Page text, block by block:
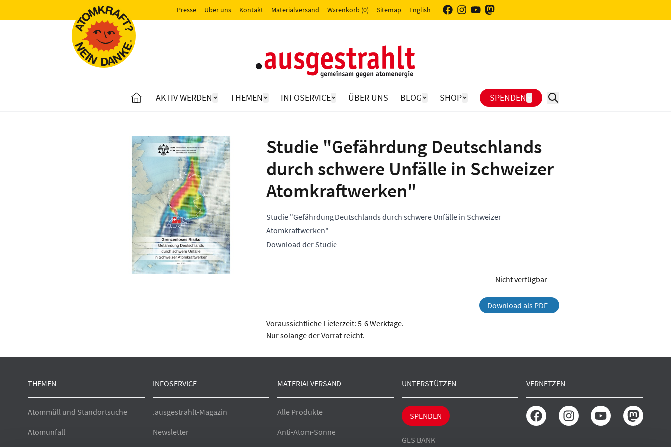
Presse Über uns Kontakt Materialversand Warenkorb (0) Sitemap English
AKTIV WERDEN THEMEN INFOSERVICE ÜBER UNS BLOG SHOP SPENDEN
Studie "Gefährdung Deutschlands
durch schwere Unfälle in Schweizer
Atomkraftwerken"
Studie "Gefährdung Deutschlands durch schwere Unfälle in Schweizer
Atomkraftwerken"
Download der Studie
Nicht verfügbar
Download als PDF
Voraussichtliche Lieferzeit: 5-6 Werktage.
Nur solange der Vorrat reicht.
THEMEN
Atommüll und Standortsuche
Atomunfall
INFOSERVICE
.ausgestrahlt-Magazin
Newsletter
MATERIALVERSAND
Alle Produkte
Anti-Atom-Sonne
UNTERSTÜTZEN
SPENDEN
GLS BANK
VERNETZEN